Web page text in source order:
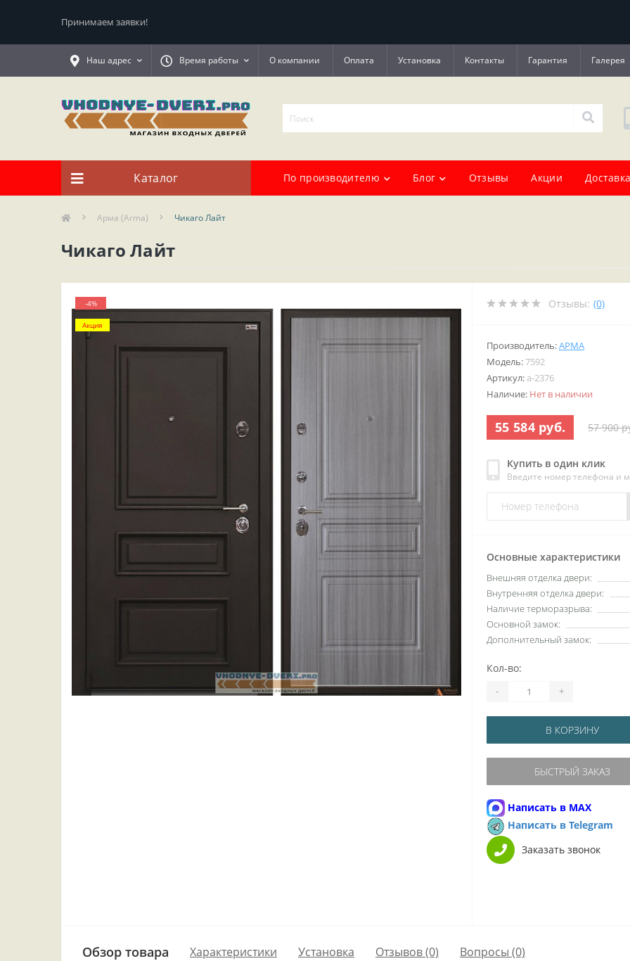
Принимаем заявки!
Наш адрес Время работы О компании Оплата Установка Контакты Гарантия Галерея
Каталог По производителю Блог Отзывы Акции
Арма (Arma) Чикаго Лайт
Чикаго Лайт
-4%
Акция
Отзывы: (0)
Производитель:АРМА
Модель:7592
Артикул: a-2376
Наличие: Нет в наличии
55 584 руб. 57 900
Купить в один клик
Введите номер телефона и
Основные характеристики
Внешняя отделка двери:
Внутренняя отделка двери:
Наличие терморазрыва:
Основной замок:
Дополнительный замок:
Кол-во:
- +
В КОРЗИНУ
БЫСТРЫЙ ЗАКАЗ
Написать в MAX
Написать в Telegram
Заказать звонок
Обзор товара Характеристики Установка Отзывов (0) Вопросы (0)